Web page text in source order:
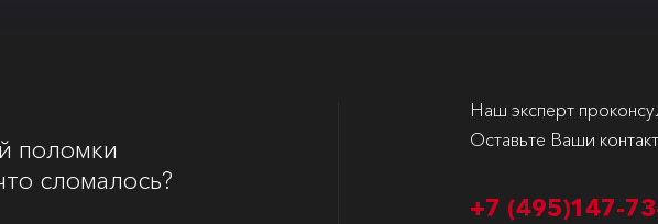
поломки
сломалось?
Наш эксперт
Оставьте Ваши
+7 (495)147-